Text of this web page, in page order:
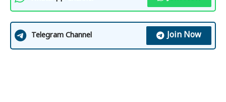
Telegram Channel Join Now